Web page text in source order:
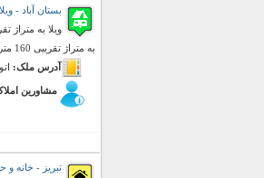
بستان آباد - ویلا
به متراژ تقریبی 160 متر مربع کاملا بهداشتی جهت برگذاری مجالس عروسی و ... ...
آدرس ملک:
مشاورین املاک
تبریز - خانه و حیاط